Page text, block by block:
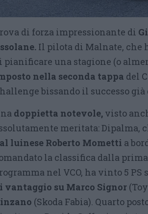
di forza impressionante di
Il pilota di Malnate, che
pianificare una stagione (o
nella seconda tappa del
bissando il successo
doppietta notevole, visto
meritata: Dipalma,
luinese Roberto Mometti a
la classifica dalla
nel VCO, ha vinto 5 PS
vantaggio su Marco Signor
(Skoda Fabia). Quarto